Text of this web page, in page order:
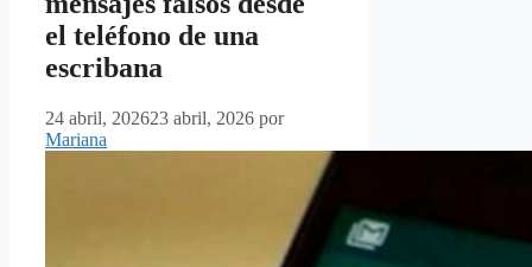
el teléfono de una
escribana
24 abril, 202623 abril, 2026 por
Mariana